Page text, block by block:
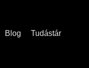
Blog
Tudástár